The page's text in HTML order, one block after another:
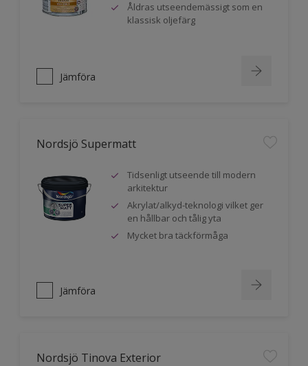
Åldras utseendemässigt som en
klassisk oljefärg
Jämföra
Nordsjö Supermatt
Tidsenligt utseende till modern
arkitektur
Akrylat/alkyd-teknologi vilket ger
en hållbar och tålig yta
Mycket bra täckförmåga
Jämföra
Nordsjö Tinova Exterior